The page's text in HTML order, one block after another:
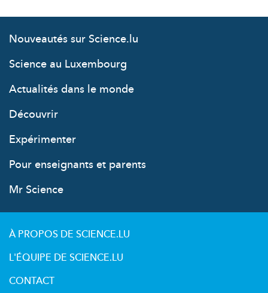
Nouveautés sur Science.lu
Science au Luxembourg
Actualités dans le monde
Découvrir
Expérimenter
Pour enseignants et parents
Mr Science
À PROPOS DE SCIENCE.LU
L'ÉQUIPE DE SCIENCE.LU
CONTACT